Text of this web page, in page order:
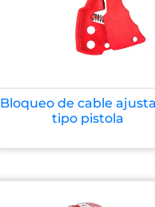
Bloqueo de cable
tipo pistola